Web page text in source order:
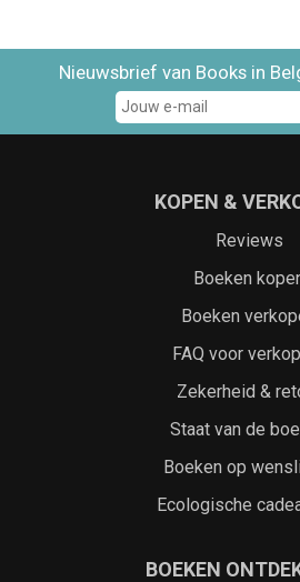
Nieuwsbrief van Books in
KOPEN &
Reviews
Boeken
Boeken
FAQ voor
Zekerheid &
Staat van de
Boeken op
Ecologische
BOEKEN